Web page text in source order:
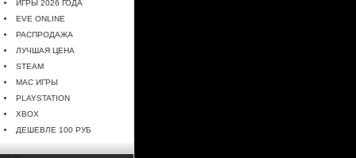
ИГРЫ 2026 ГОДА
EVE ONLINE
РАСПРОДАЖА
ЛУЧШАЯ ЦЕНА
STEAM
MAC ИГРЫ
PLAYSTATION
XBOX
ДЕШЕВЛЕ 100 РУБ